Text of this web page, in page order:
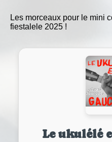
Les morceaux pour le mini
fiestalele 2025 !
Le ukulélé